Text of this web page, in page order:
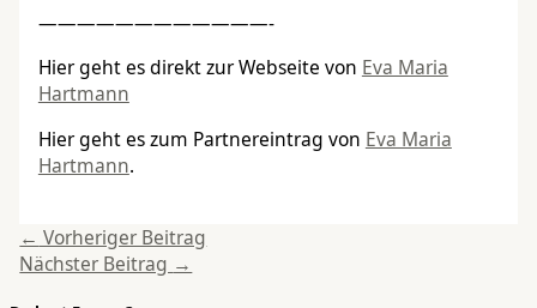
————————————-
Hier geht es direkt zur Webseite von Eva Maria
Hartmann
Hier geht es zum Partnereintrag von Eva Maria
Hartmann.
← Vorheriger Beitrag
Nächster Beitrag →